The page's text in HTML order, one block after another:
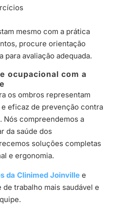
mesmo com a prática
procure orientação
para avaliação adequada.
ocupacional com a
os ombros representam
eficaz de prevenção contra
Nós compreendemos a
da saúde dos
soluções completas
e ergonomia.
da Clinimed Joinvillee
de trabalho mais saudável e